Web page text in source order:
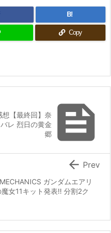
B!
Copy

想【最終回】奈
レ 烈日の黄金
郷
ガンダムエアリ
女11キット発表!! 分割2ク
 Prev